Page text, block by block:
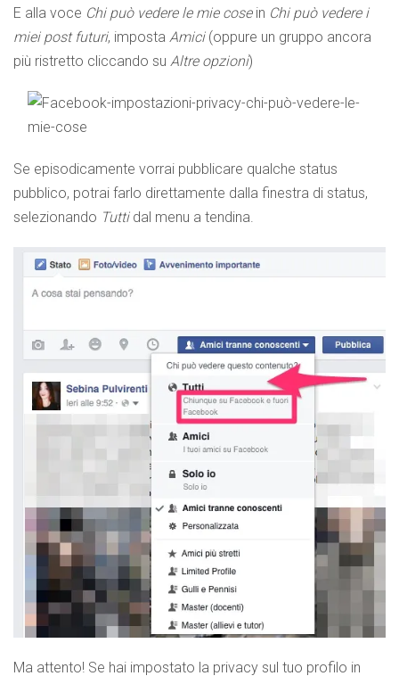
E alla voce Chi può vedere le mie cosein Chi può vedere i
miei post futuri, imposta Amici (oppure un gruppo ancora
più ristretto cliccando su Altre opzioni)
Se episodicamente vorrai pubblicare qualche status
pubblico, potrai farlo direttamente dalla finestra di status,
selezionando Tuttidal menu a tendina.
Ma attento! Se hai impostato la privacy sul tuo profilo in